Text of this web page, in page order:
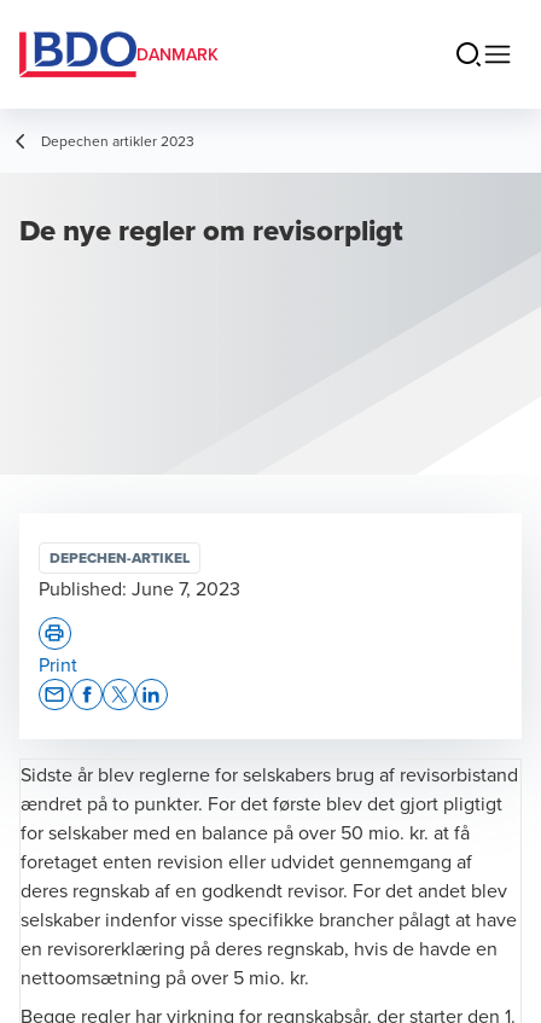
DANMARK
Depechen artikler 2023
De nye regler om revisorpligt
Sidste år blev reglerne for selskabers brug af revisorbistand
ændret på to punkter. For det første blev det gjort pligtigt
for selskaber med en balance på over 50 mio. kr. at få
foretaget enten revision eller udvidet gennemgang af
deres regnskab af en godkendt revisor. For det andet blev
selskaber indenfor visse specifikke brancher pålagt at have
en revisorerklæring på deres regnskab, hvis de havde en
nettoomsætning på over 5 mio. kr.
Begge regler har virkning for regnskabsår, der starter den 1.
DEPECHEN-ARTIKEL
Published: June 7, 2023
Print